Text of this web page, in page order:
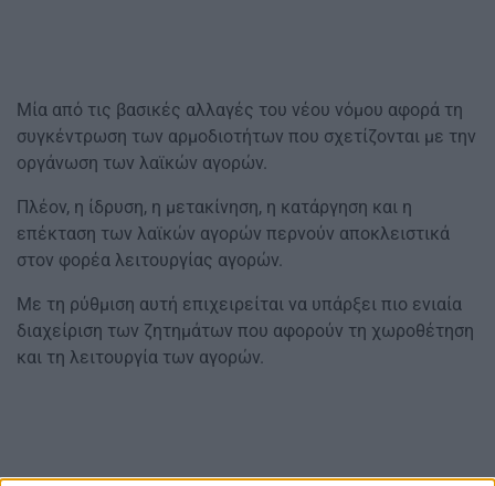
Μία από τις βασικές αλλαγές του νέου νόμου αφορά τη
συγκέντρωση των αρμοδιοτήτων που σχετίζονται με την
οργάνωση των λαϊκών αγορών.
Πλέον, η ίδρυση, η μετακίνηση, η κατάργηση και η
επέκταση των λαϊκών αγορών περνούν αποκλειστικά
στον φορέα λειτουργίας αγορών.
Με τη ρύθμιση αυτή επιχειρείται να υπάρξει πιο ενιαία
διαχείριση των ζητημάτων που αφορούν τη χωροθέτηση
και τη λειτουργία των αγορών.